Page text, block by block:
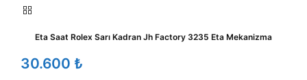
Eta Saat Rolex Sarı Kadran Jh Factory 3235 Eta Mekanizma
₺